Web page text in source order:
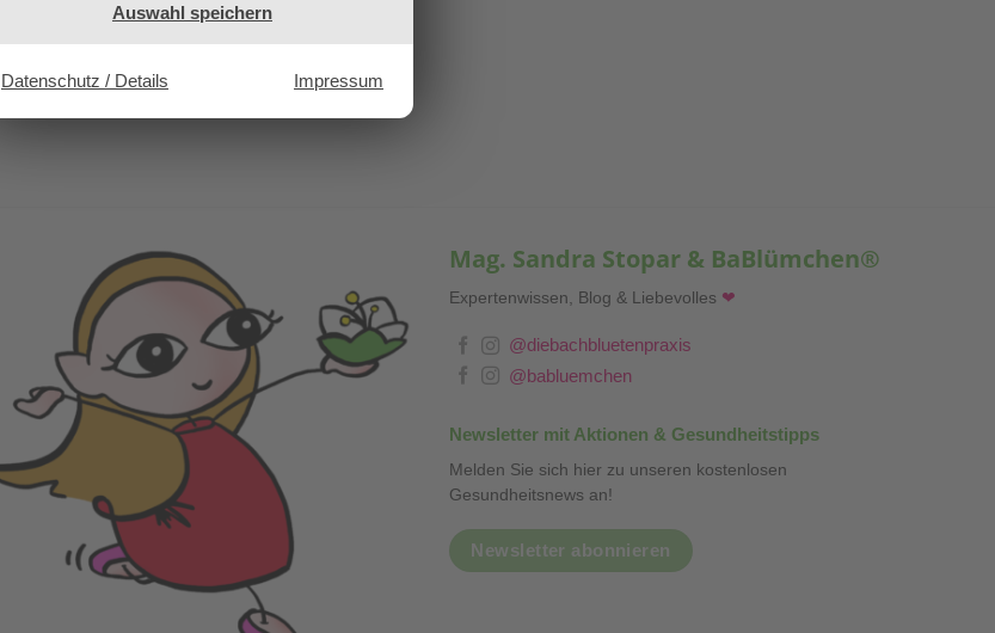
Auswahl speichern
Datenschutz / Details Impressum
Mag. Sandra Stopar & BaBlümchen®
Expertenwissen, Blog & Liebevolles ❤
@diebachbluetenpraxis
@babluemchen
Newsletter mit Aktionen & Gesundheitstipps
Melden Sie sich hier zu unseren kostenlosen
Gesundheitsnews an!
Newsletter abonnieren